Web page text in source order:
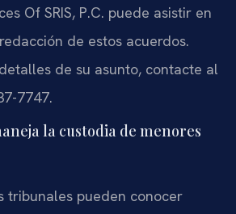
Of SRIS, P.C. puede asistir en
de estos acuerdos.
de su asunto, contacte al
7747.
la custodia de menores
tribunales pueden conocer